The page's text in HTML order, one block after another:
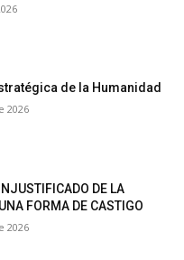
de la Humanidad
2026
DE LA
FORMA DE CASTIGO
2026